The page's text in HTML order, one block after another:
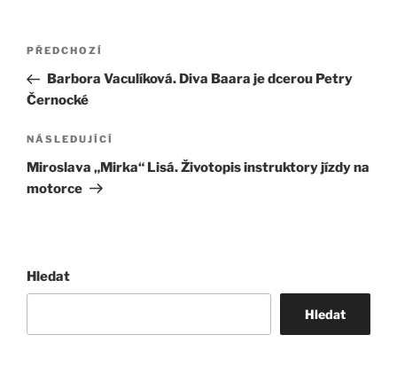
Navigace
příspěvek
Předchozí
příspěvek
PŘEDCHOZÍ
Barbora Vaculíková. Diva Baara je dcerou Petry
Černocké
Následující
příspěvek
NÁSLEDUJÍCÍ
Miroslava „Mirka“ Lisá. Životopis instruktory jízdy na
motorce
Hledat
Hledat